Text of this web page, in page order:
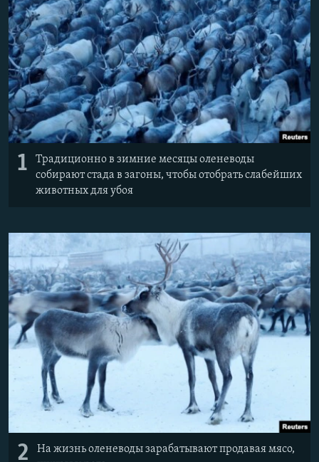
Все сайты RFE/RL
1
Традиционно в зимние месяцы оленеводы
собирают стада в загоны, чтобы отобрать слабейших
животных для убоя
2
На жизнь оленеводы зарабатывают продавая мясо,